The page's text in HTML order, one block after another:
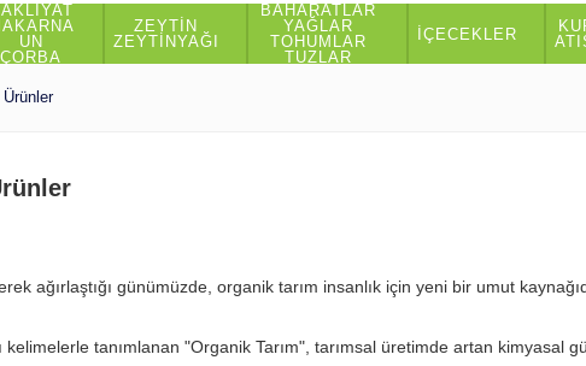
UN
ÇORBA
ZEYTİN
ZEYTİNYAĞI
BAHARATLAR
YAĞLAR
TOHUMLAR
TUZLAR
İÇECEKLER
ağırlaştığı günümüzde, organik tarım insanlık için yeni bir umut
tanımlanan "Organik Tarım", tarımsal üretimde artan kimyasal